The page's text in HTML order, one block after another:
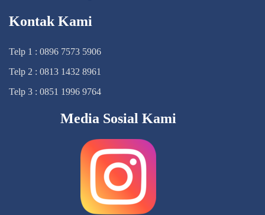
Kontak Kami
Telp 1 : 0896 7573 5906
Telp 2 : 0813 1432 8961
Telp 3 : 0851 1996 9764
Media Sosial Kami